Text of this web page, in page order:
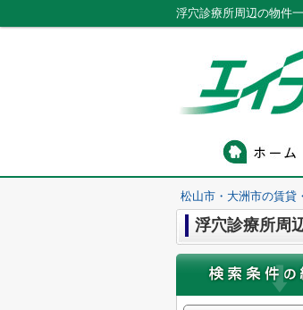
浮穴診療所周辺の物件
松山市・大洲市の賃貸
浮穴診療所周